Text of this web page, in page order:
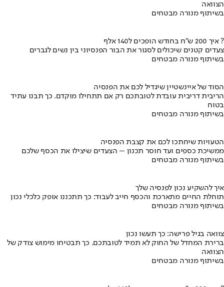
הצוואה
בשיתוף מנורה מבטחים
איך 200 ש"ח בחודש הופכים ל140 אלף ?
צעדים קטנים שיכולים לסגור את הבור הפנסיוני בין נשים לגברים
בשיתוף מנורה מבטחים
הסוד של איינשטיין שיגדיל לכם את הפנסיה
הריבית דריבית עובדת לטובתכם רק אם תתחילו מוקדם. כך תבנו עתיד
בטוח
בשיתוף מנורה מבטחים
הטעויות שיחתכו לכם את קצבת הפנסיה
ממשיכת כספים ועד חוסר תכנון – הצעדים שיצילו את הכסף שלכם
בשיתוף מנורה מבטחים
איך להשקיע נכון לפנסיה שלך
תוחלת החיים מתארכת והכסף חייב לעבוד: כך תתכננו אופק כלכלי נכון
בשיתוף מנורה מבטחים
צוואה בגיל פרישה: כך תעשו נכון
ברירת המחדל של החוק לא תמיד לטובתכם. כך תבטיחו מימוש צודק של
הצוואה
בשיתוף מנורה מבטחים